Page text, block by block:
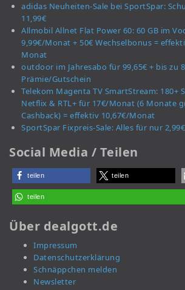
adidas Neuheiten-Sale bei SportSpar:
11,99€
Allmobil Allnet Flat Power 60: 60 GB im
9,99€/Monat + 50€ Wechselbonus =
Monat
outdoor im Jahresabo für 99,65€ + bis zu
Prämie/Gutschein
Telekom Magenta TV SmartStream: 180+
Netflix & RTL+ für 17€/Monat (6 Monate
Cashback) = effektiv 10,67€/Monat
SportSpar Fixpreis-Sale: Alles für nur
Social Media / Teilen
teilen teilen
teilen
Über dealgott.de
Impressum
Datenschutzerklärung
Schnäppchen melden
Newsletter